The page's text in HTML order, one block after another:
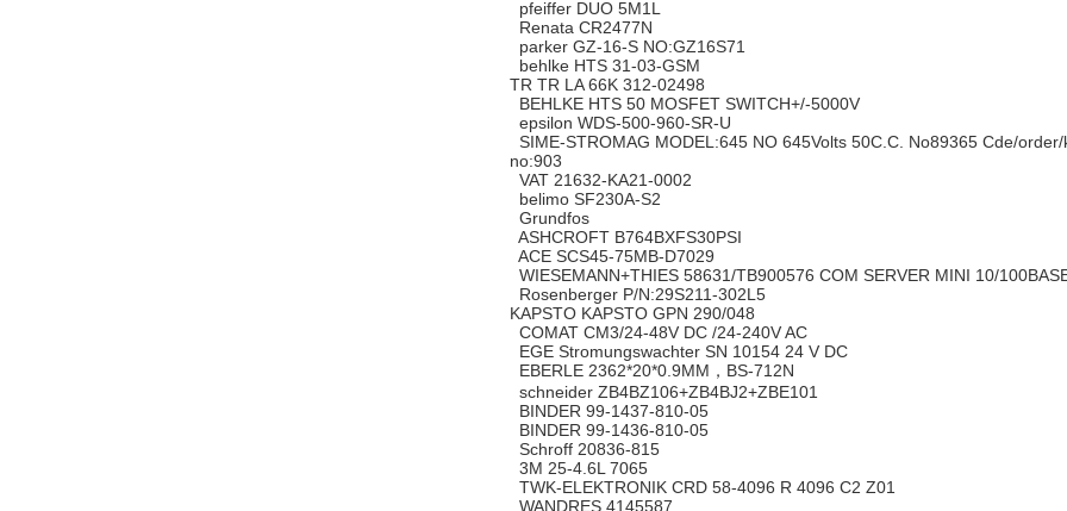
pfeiffer DUO 5M1L
Renata CR2477N
parker GZ-16-S NO:GZ16S71
behlke HTS 31-03-GSM
TR TR LA 66K 312-02498
BEHLKE HTS 50 MOSFET SWITCH+/-5000V
epsilon WDS-500-960-SR-U
SIME-STROMAG MODEL:645 NO 645Volts 50C.C. No89365 Cde/
no:903
VAT 21632-KA21-0002
belimo SF230A-S2
Grundfos
ASHCROFT B764BXFS30PSI
ACE SCS45-75MB-D7029
WIESEMANN+THIES 58631/TB900576 COM SERVER MINI 10/
Rosenberger P/N:29S211-302L5
KAPSTO KAPSTO GPN 290/048
COMAT CM3/24-48V DC /24-240V AC
EGE Stromungswachter SN 10154 24 V DC
EBERLE 2362*20*0.9MM，BS-712N
schneider ZB4BZ106+ZB4BJ2+ZBE101
BINDER 99-1437-810-05
BINDER 99-1436-810-05
Schroff 20836-815
3M 25-4.6L 7065
TWK-ELEKTRONIK CRD 58-4096 R 4096 C2 Z01
WANDRES 4145587